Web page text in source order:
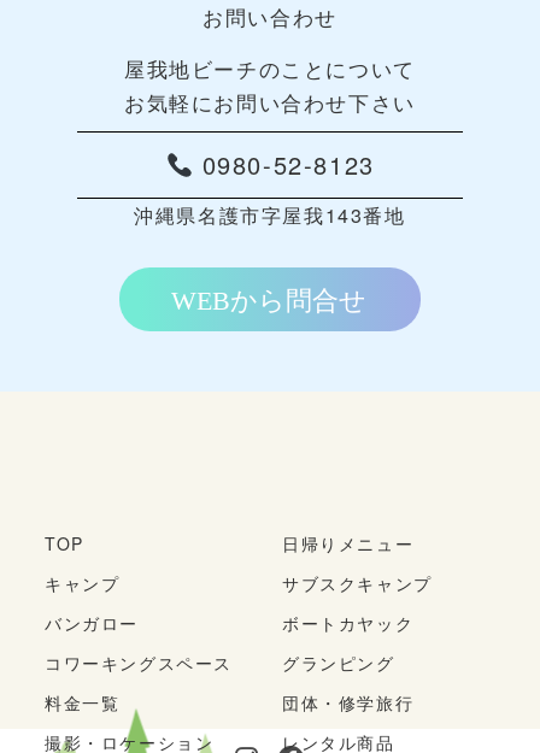
お問い合わせ
屋我地ビーチのことについて
お気軽にお問い合わせ下さい
0980-52-8123
沖縄県名護市字屋我143番地
TOP
日帰りメニュー
キャンプ
サブスクキャンプ
バンガロー
ボートカヤック
コワーキングスペース
グランピング
料金一覧
団体・修学旅行
撮影・ロケーション
レンタル商品